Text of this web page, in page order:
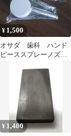
¥ 1,500
オサダ 歯科 ハンド
ピーススプレーノズ
¥ 1,400